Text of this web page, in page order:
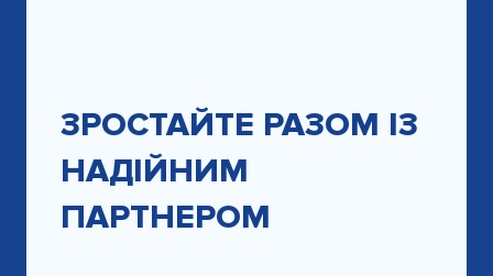
ЗРОСТАЙТЕ РАЗОМ ІЗ
НАДІЙНИМ
ПАРТНЕРОМ